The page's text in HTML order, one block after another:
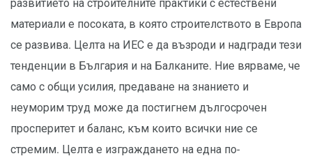
развитието на строителните практики с естествени
материали е посоката, в която строителството в Европа
се развива. Целта на ИЕС е да възроди и надгради тези
тенденции в България и на Балканите. Ние вярваме, че
само с общи усилия, предаване на знанието и
неуморим труд може да постигнем дългосрочен
просперитет и баланс, към които всички ние се
стремим. Целта е изграждането на една по-